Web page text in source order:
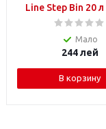
Мало
244лей
В корзину